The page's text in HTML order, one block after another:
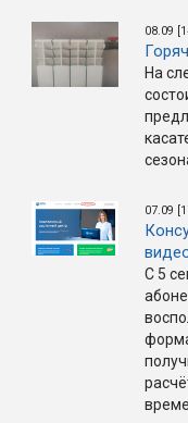
08.09
На
07.09
С 5